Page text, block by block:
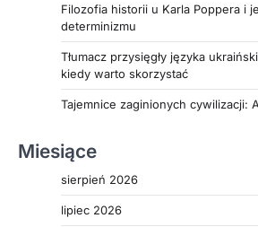
Filozofia historii u Karla Poppera i
determinizmu
Tłumacz przysięgły języka
kiedy warto skorzystać
Tajemnice zaginionych cywilizacji:
Miesiące
sierpień 2026
lipiec 2026